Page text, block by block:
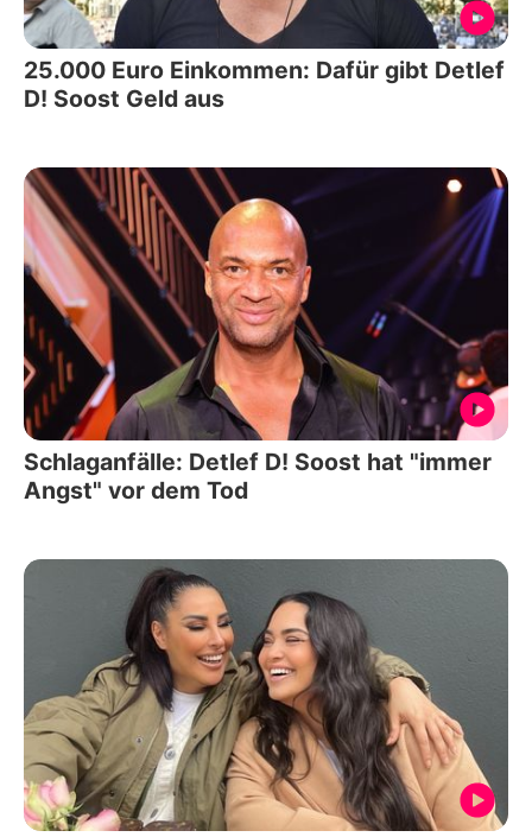
25.000 Euro Einkommen: Dafür gibt Detlef
D! Soost Geld aus
Schlaganfälle: Detlef D! Soost hat "immer
Angst" vor dem Tod